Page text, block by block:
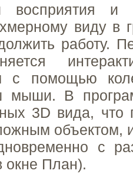
восприятия и
виду в
работу.
с помощью
мыши. В
3D вида, что
объектом,
с
окне План).